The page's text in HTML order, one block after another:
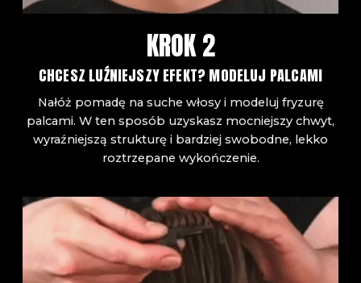
KROK 2
CHCESZ LUŹNIEJSZY EFEKT? MODELUJ PALCAMI
Nałóż pomadę na suche włosy i modeluj fryzurę
palcami. W ten sposób uzyskasz mocniejszy chwyt,
wyraźniejszą strukturę i bardziej swobodne, lekko
roztrzepane wykończenie.